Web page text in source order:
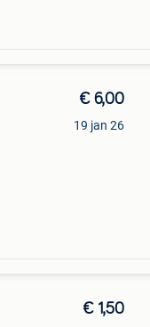
€ 6,00
19 jan 26
€ 1,50